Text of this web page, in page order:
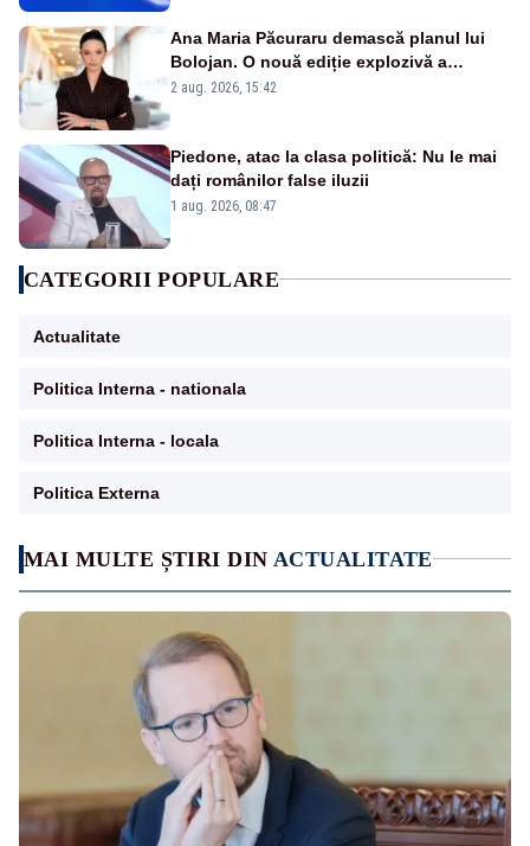
MAI MULTE ȘTIRI DIN ACTUALITATE
Ana Maria Păcuraru demască planul lui
Bolojan. O nouă ediție explozivă a
emisiunii „Miza Zilei” la Realitatea PLUS
2 aug. 2026, 15:42
Piedone, atac la clasa politică: Nu le mai
dați românilor false iluzii
1 aug. 2026, 08:47
CATEGORII POPULARE
Actualitate
Politica Interna - nationala
Politica Interna - locala
Politica Externa